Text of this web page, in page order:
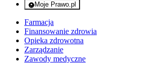
Moje Prawo.pl
- rejestracja i logowanie do serwisu
Farmacja
Finansowanie zdrowia
Opieka zdrowotna
Zarządzanie
Zawody medyczne